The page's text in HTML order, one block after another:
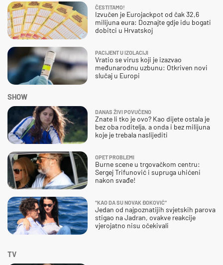
ČESTITAMO!
Izvučen je Eurojackpot od čak 32,6
milijuna eura: Doznajte gdje idu bogati
dobitci u Hrvatskoj
PACIJENT U IZOLACIJI
Vratio se virus koji je izazvao
međunarodnu uzbunu: Otkriven novi
slučaj u Europi
SHOW
DANAS ŽIVI POVUČENO
Znate li tko je ovo? Kao dijete ostala je
bez oba roditelja, a onda i bez milijuna
koje je trebala naslijediti
OPET PROBLEMI
Burne scene u trgovačkom centru:
Sergej Trifunović i supruga uhićeni
nakon svađe!
"KAO DA SU NOVAK ĐOKOVIĆ"
Jedan od najpoznatijih svjetskih parova
stigao na Jadran, ovakve reakcije
vjerojatno nisu očekivali
TV